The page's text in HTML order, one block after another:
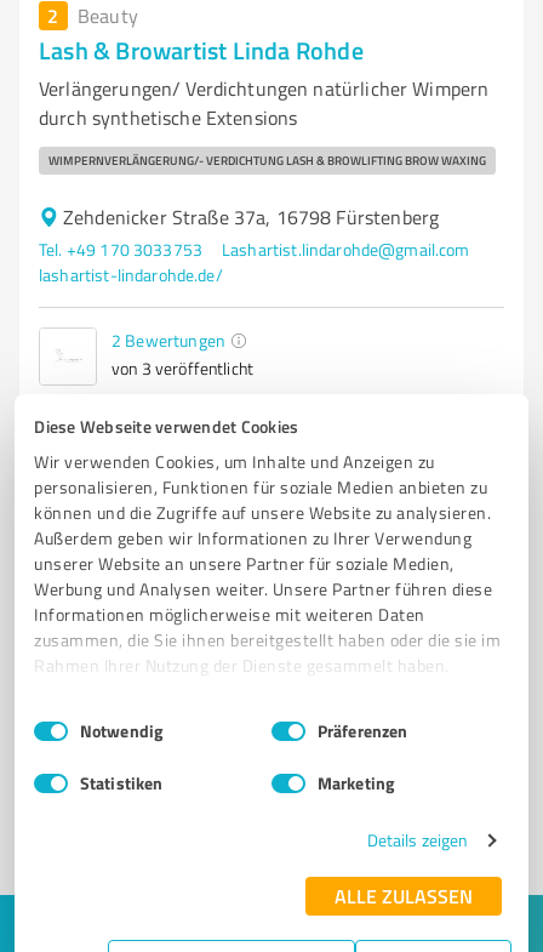
Diese Webseite verwendet Cookies
Wir verwenden Cookies, um Inhalte und Anzeigen zu
personalisieren, Funktionen für soziale Medien anbieten zu
können und die Zugriffe auf unsere Website zu analysieren.
Außerdem geben wir Informationen zu Ihrer Verwendung
unserer Website an unsere Partner für soziale Medien,
Werbung und Analysen weiter. Unsere Partner führen diese
Informationen möglicherweise mit weiteren Daten
zusammen, die Sie ihnen bereitgestellt haben oder die sie im
Rahmen Ihrer Nutzung der Dienste gesammelt haben.
Impressum Datenschutzbestimmungen
Einwilligungsauswahl
Notwendig Präferenzen
Statistiken Marketing
Details zeigen
ALLE ZULASSEN
2 Beauty
Lash & Browartist Linda Rohde
Verlängerungen/ Verdichtungen natürlicher Wimpern
durch synthetische Extensions
WIMPERNVERLÄNGERUNG/- VERDICHTUNG LASH & BROWLIFTING BROW WAXING
Zehdenicker Straße 37a, 16798 Fürstenberg
Tel. +49 170 3033753
Lashartist.lindarohde@gmail.com
lashartist-lindarohde.de/
2 Bewertungen
von 3 veröffentlicht
Sie möchten auch hier gelistet werden?
Registrieren Sie sich jetzt und werden Sie ein von
Kunden empfohlener ProvenExpert!
1